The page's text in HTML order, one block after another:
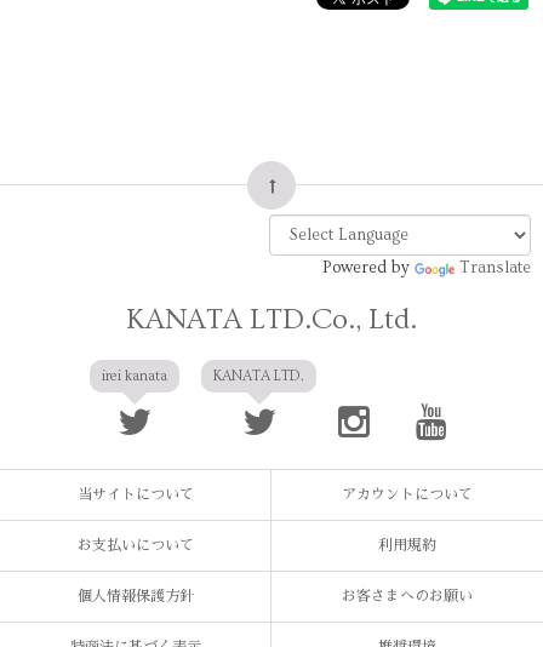
Powered by Translate
KANATA LTD.Co., Ltd.
irei kanata KANATA LTD.
当サイトについて アカウントについて
お支払いについて 利用規約
個人情報保護方針 お客さまへのお願い